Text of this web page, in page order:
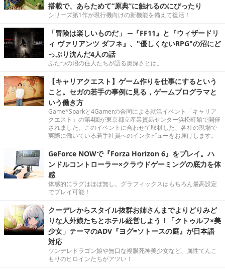
搭載で、あらためて“原典”に触れるのにぴったり
シリーズ第1作が現行機向けの新機能を備えて復活！
「冒険は楽しいものだ」 ─『FF11』と『ウィザードリ
ィ ヴァリアンツ ダフネ』、"優しくないRPG"の沼にど
っぷり沈んだ4人の話
ふたつの沼の住人たちが語る奥深さとは。
【キャリアクエスト】ゲーム作りを仕事にするという
こと。セガの若手の事例に見る，ゲームプログラマと
いう働き方
Game*Sparkと4Gamerの合同による就活イベント「キャリア
クエスト」の第4回が東京都立産業貿易センター浜松町館で開催
されました。このイベントに合わせて取材した、各社の現場で
実際に働いている若手社員へのインタビューをお届けします。
GeForce NOWで『Forza Horizon 6』をプレイ。ハ
ンドルコントローラー×クラウドゲーミングの底力を体
感
体感的にラグはほぼ無し。グラフィックスはもちろん最高設定
でプレイ可能！
クーデレからスタイル抜群お姉さんまでよりどりみど
りな人外娘たちとホテル経営しよう！「クトゥルフ×美
少女」テーマのADV『ヨグ=ソトースの庭』が日本語
対応
ツンデレドラゴン娘や無口な複眼死神美少女など、属性てんこ
もりのヒロインたちがアツい！